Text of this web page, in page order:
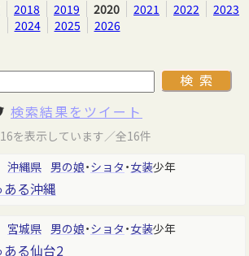
2018 2019 2020 2021 2022
2023
2024
2025 2026
検索結果をツイート
を表示しています／全16件
沖縄県 男の娘・ショタ ・女装少年
ある沖縄
宮城県 男の娘・ショタ ・女装少年
ある仙台2